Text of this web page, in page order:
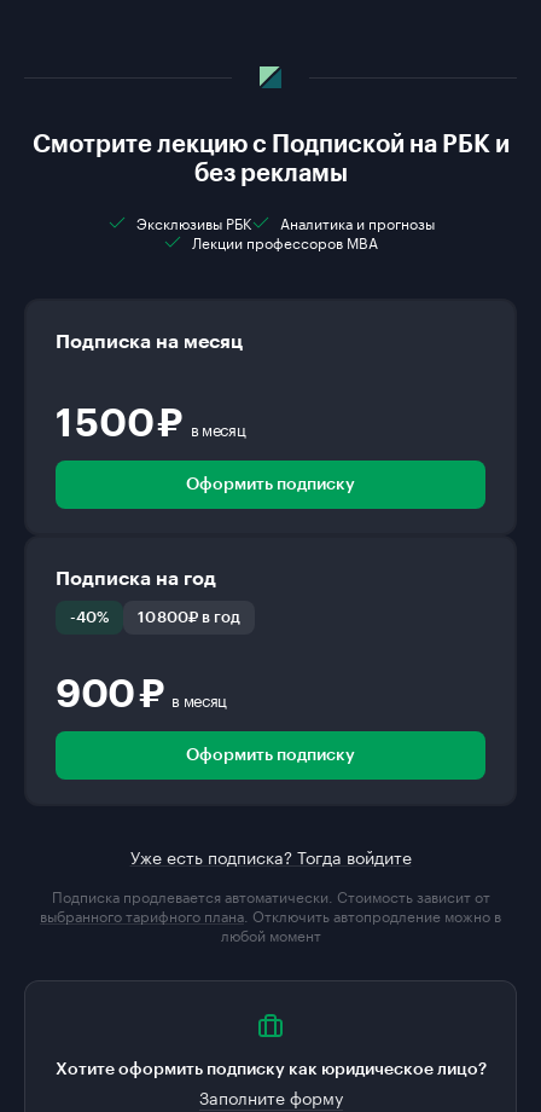
Смотрите лекцию с Подпиской на РБК и
без рекламы
Эксклюзивы РБК
Аналитика и прогнозы
Лекции профессоров MBA
Подписка на месяц
1 500 ₽ в месяц
Оформить подписку
Подписка на год
-40% 10 800₽ в год
900 ₽ в месяц
Оформить подписку
Уже есть подписка? Тогда войдите
Подписка продлевается автоматически. Стоимость зависит от
выбранного тарифного плана . Отключить автопродление можно в
любой момент
Хотите оформить подписку как юридическое лицо?
Заполните форму